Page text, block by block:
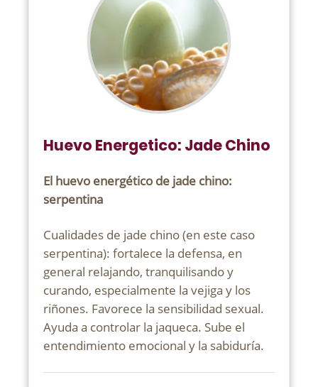
Huevo Energetico: Jade Chino
El huevo energético de jade chino:
serpentina
Cualidades de jade chino (en este caso
serpentina): fortalece la defensa, en
general relajando, tranquilisando y
curando, especialmente la vejiga y los
riñones. Favorece la sensibilidad sexual.
Ayuda a controlar la jaqueca. Sube el
entendimiento emocional y la sabiduría.